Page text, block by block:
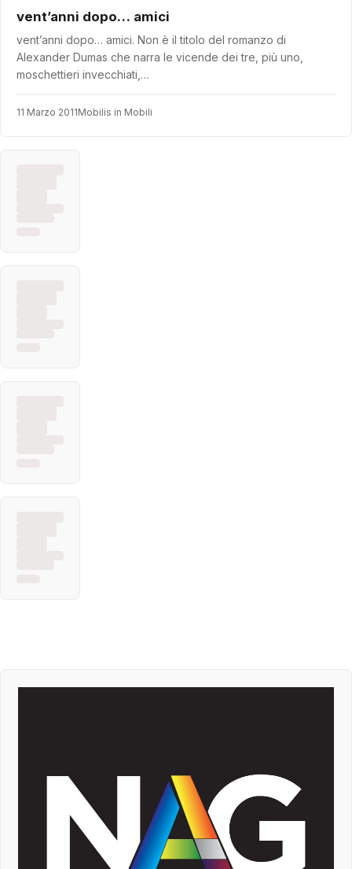
vent’anni dopo… amici
vent’anni dopo… amici. Non è il titolo del romanzo di
Alexander Dumas che narra le vicende dei tre, più uno,
moschettieri invecchiati,…
11 Marzo 2011Mobilis in Mobili